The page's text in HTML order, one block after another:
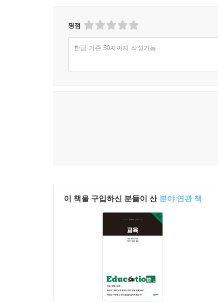
평점
한글 기준 50자까지 작성가능
이 책을 구입하신 분들이 산 분야 연관 책